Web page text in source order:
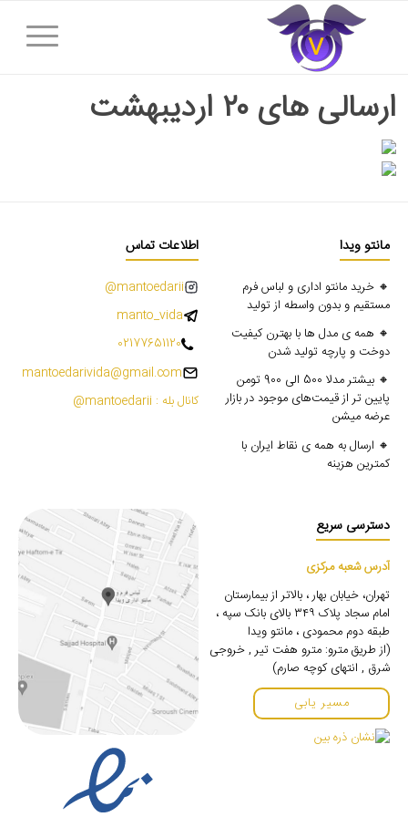
ارسالی های ۲۰ اردیبهشت
مانتو ویدا
🔸 خرید مانتو اداری و لباس فرم
مستقیم و بدون واسطه از تولید
🔸 همه ی مدل ها با بهترن کیفیت
دوخت و پارچه تولید شدن
🔸 بیشتر مدلا 500 الی 900 تومن
پایین تر از قیمت‌های موجود در بازار
عرضه میشن
🔸 ارسال به همه ی نقاط ایران با
کمترین هزینه
اطلاعات تماس
mantoedarii@
manto_vida
02177651120
mantoedarivida@gmail.com
کانال بله : mantoedarii@
دسترسی سریع
آدرس شعبه مرکزی
تهران، خیابان بهار ، بالاتر از بیمارستان
امام سجاد پلاک ۳۴۹ بالای بانک سپه ،
طبقه دوم محمودی ، مانتو ویدا
(از طریق مترو: مترو هفت تیر , خروجی
شرق , انتهای کوچه صارم)
مسیر یابی